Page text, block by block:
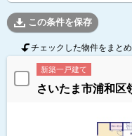
この条件を保存
チェックした物件をまと
新築一戸建て
さいたま市浦和